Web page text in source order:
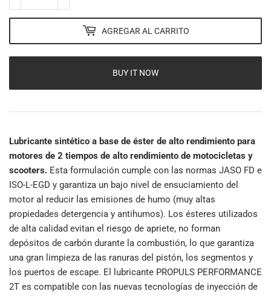
AGREGAR AL CARRITO
BUY IT NOW
Lubricante sintético a base de éster de alto rendimiento para
motores de 2 tiempos de alto rendimiento de motocicletas y
scooters. Esta formulación cumple con las normas JASO FD e
ISO-L-EGD y garantiza un bajo nivel de ensuciamiento del
motor al reducir las emisiones de humo (muy altas
propiedades detergencia y antihumos). Los ésteres utilizados
de alta calidad evitan el riesgo de apriete, no forman
depósitos de carbón durante la combustión, lo que garantiza
una gran limpieza de las ranuras del pistón, los segmentos y
los puertos de escape. El lubricante PROPULS PERFORMANCE
2T es compatible con las nuevas tecnologías de inyección de